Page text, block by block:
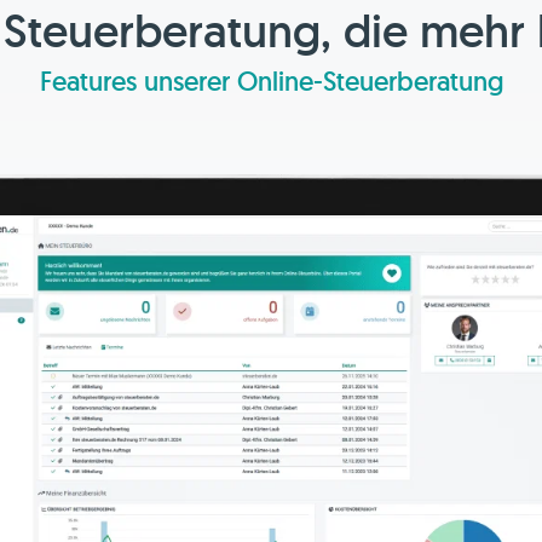
die mehr
Features unserer Online-Steuerberatung